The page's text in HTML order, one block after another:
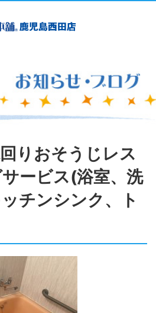
りおそうじレス
ービス(浴室、洗
チンシンク、ト